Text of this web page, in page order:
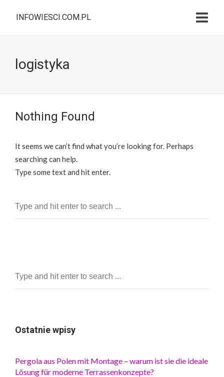
INFOWIESCI.COM.PL
logistyka
Nothing Found
It seems we can’t find what you’re looking for. Perhaps
searching can help.
Type some text and hit enter.
Ostatnie wpisy
Pergola aus Polen mit Montage – warum ist sie die ideale
Lösung für moderne Terrassenkonzepte?